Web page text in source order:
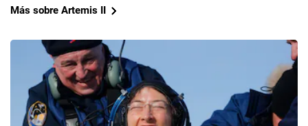
Más sobre Artemis II